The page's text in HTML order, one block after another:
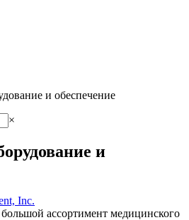
и обеспечение
×
и
Inc.
ассортимент медицинского